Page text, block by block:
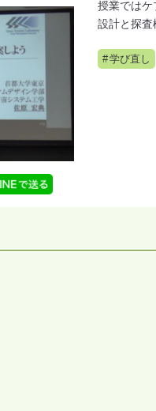
授業ではケ
設計と探査
学び直し